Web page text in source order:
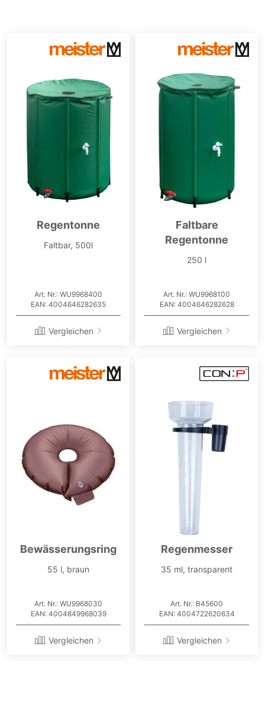
Regentonne
Faltbar, 500l
Art. Nr.: WU9968400
EAN: 4004646282635
Vergleichen
Faltbare
Regentonne
250 l
Art. Nr.: WU9968100
EAN: 4004646282628
Vergleichen
Bewässerungsring
55 l, braun
Art. Nr.: WU9968030
EAN: 4004849968039
Vergleichen
Regenmesser
35 ml, transparent
Art. Nr.: B45600
EAN: 4004722620634
Vergleichen